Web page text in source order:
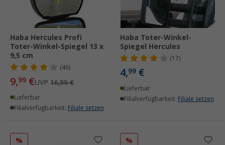
Haba Hercules Profi
Toter-Winkel-Spiegel 13 x
9,5 cm
(46)
9,99 €UVP 16,99 €
Lieferbar
Filialverfügbarkeit: Filiale setzen
Haba Toter-Winkel-
Spiegel Hercules
(17)
4,99 €
Lieferbar
Filialverfügbarkeit: Filiale setzen
% %